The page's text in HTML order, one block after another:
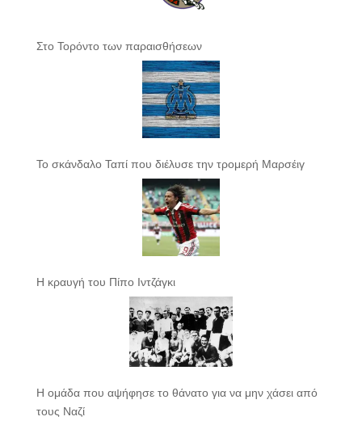
Στο Τορόντο των παραισθήσεων
Το σκάνδαλο Ταπί που διέλυσε την τρομερή Μαρσέιγ
Η κραυγή του Πίπο Ιντζάγκι
Η ομάδα που αψήφησε το θάνατο για να μην χάσει από
τους Ναζί